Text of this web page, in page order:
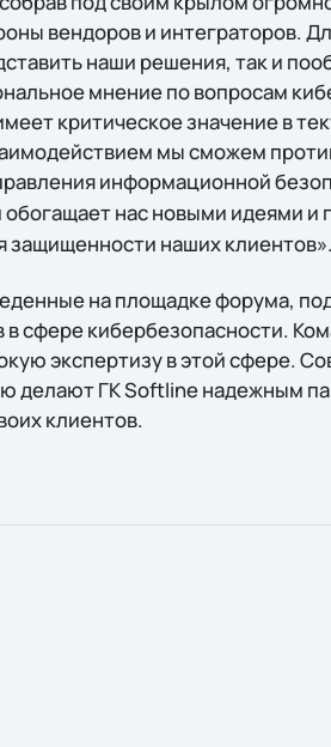
вендоров и интеграторов.
наши решения, так и
мнение по вопросам
критическое значение в
мы сможем
информационной
нас новыми идеями
защищенности наших клиентов».
на площадке форума,
сфере кибербезопасности.
экспертизу в этой сфере.
делают ГК Softline надежным
клиентов.